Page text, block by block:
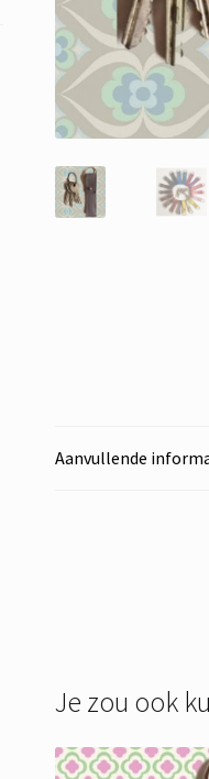
Aanvullende
Je zou ook